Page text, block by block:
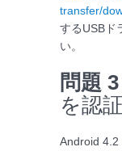
transfer/
するUSBド
い。
問題 3
を認証
Android 4.2